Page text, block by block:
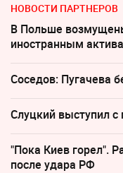
НОВОСТИ ПАРТНЕРОВ
В Польше
иностранным
Соседов: Пугачева
Слуцкий выступил
"Пока Киев горел".
после удара РФ